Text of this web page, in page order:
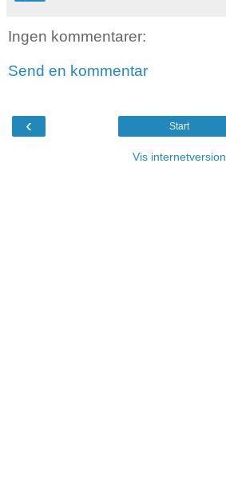
Ingen kommentarer:
Send en kommentar
‹ Start
Vis internetversion